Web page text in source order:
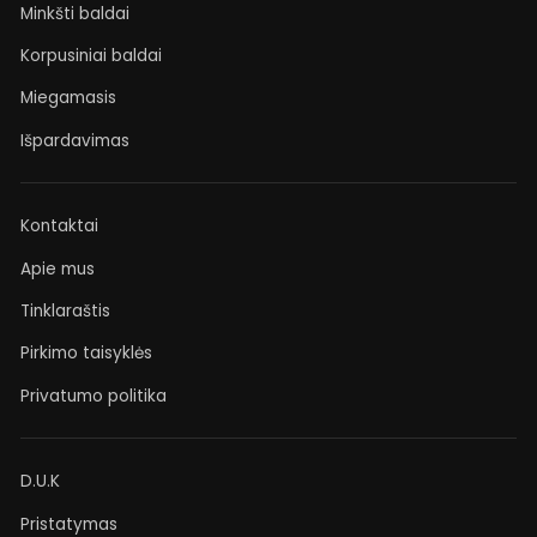
Minkšti baldai
Korpusiniai baldai
Miegamasis
Išpardavimas
Kontaktai
Apie mus
Tinklaraštis
Pirkimo taisyklės
Privatumo politika
D.U.K
Pristatymas